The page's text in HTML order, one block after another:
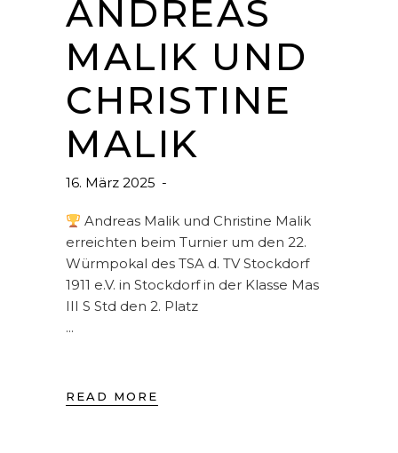
ANDREAS
MALIK UND
CHRISTINE
MALIK
16. März 2025
Andreas Malik und Christine Malik
erreichten beim Turnier um den 22.
Würmpokal des TSA d. TV Stockdorf
1911 e.V. in Stockdorf in der Klasse Mas
III S Std den 2. Platz
READ MORE